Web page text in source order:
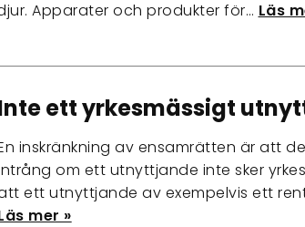
Apparater och produkter för… Läs
ett yrkesmässigt
inskränkning av ensamrätten är att
om ett utnyttjande inte sker
ett utnyttjande av exempelvis ett
mer »